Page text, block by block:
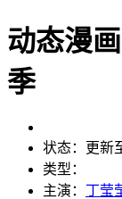
动态漫
季
状态：
更新
类型：
主演： 丁莹